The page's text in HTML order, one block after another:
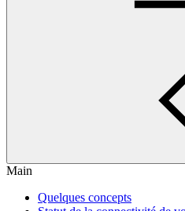
Main
Quelques concepts